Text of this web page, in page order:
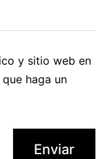
y sitio web en
haga un